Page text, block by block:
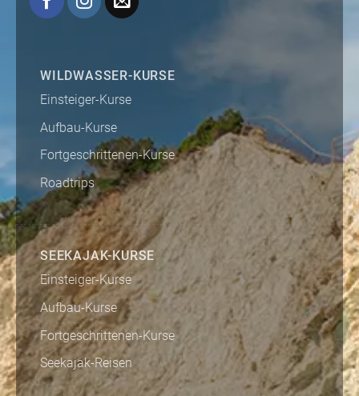
WILDWASSER-KURSE
Einsteiger-Kurse
Aufbau-Kurse
Fortgeschrittenen-Kurse
Roadtrips
SEEKAJAK-KURSE
Einsteiger-Kurse
Aufbau-Kurse
Fortgeschrittenen-Kurse
Seekajak-Reisen